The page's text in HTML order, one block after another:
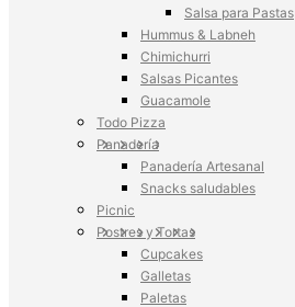
Salsa para Pastas
Hummus & Labneh
Chimichurri
Salsas Picantes
Guacamole
Todo Pizza
Panadería
Panadería Artesanal
Snacks saludables
Picnic
Postres y Tortas
Cupcakes
Galletas
Paletas